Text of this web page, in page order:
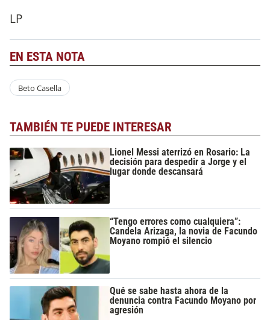
LP
EN ESTA NOTA
Beto Casella
TAMBIÉN TE PUEDE INTERESAR
Lionel Messi aterrizó en Rosario: La
decisión para despedir a Jorge y el
lugar donde descansará
“Tengo errores como cualquiera”:
Candela Arizaga, la novia de Facundo
Moyano rompió el silencio
Qué se sabe hasta ahora de la
denuncia contra Facundo Moyano por
agresión